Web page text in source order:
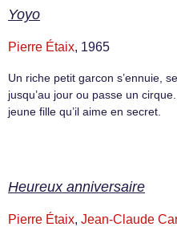
Yoyo
Pierre Étaix, 1965
Un riche petit garcon s’ennuie,
jusqu’au jour ou passe un
jeune fille qu’il aime en secret.
Heureux anniversaire
Pierre Étaix, Jean-Claude